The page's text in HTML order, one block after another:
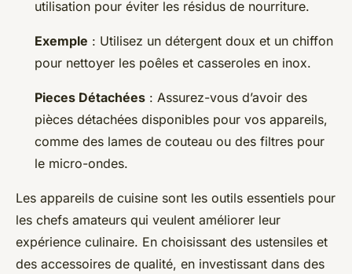
utilisation pour éviter les résidus de nourriture.
Exemple : Utilisez un détergent doux et un chiffon
pour nettoyer les poêles et casseroles en inox.
Pieces Détachées : Assurez-vous d’avoir des
pièces détachées disponibles pour vos appareils,
comme des lames de couteau ou des filtres pour
le micro-ondes.
Les appareils de cuisine sont les outils essentiels pour
les chefs amateurs qui veulent améliorer leur
expérience culinaire. En choisissant des ustensiles et
des accessoires de qualité, en investissant dans des